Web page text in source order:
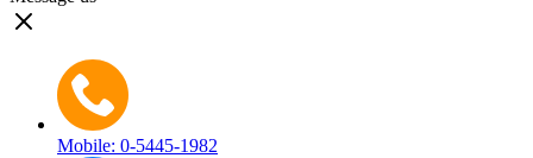
Mobile: 0-5445-1982